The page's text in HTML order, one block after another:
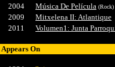
2004
Música De Película (Rock)
2009
Mitxelena II: Atlantique
2011
Volumen1: Junta
Appears On